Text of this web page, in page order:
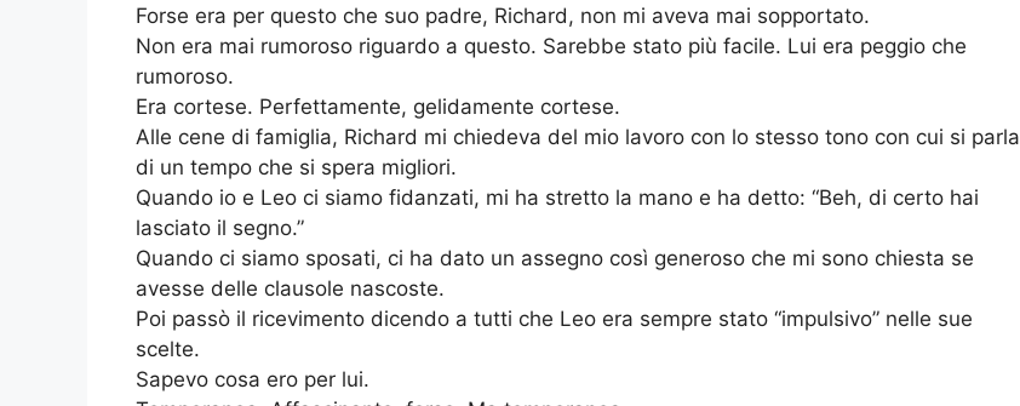
Forse era per questo che suo padre, Richard, non mi aveva mai sopportato.
Non era mai rumoroso riguardo a questo. Sarebbe stato più facile. Lui era peggio che
rumoroso.
Era cortese. Perfettamente, gelidamente cortese.
Alle cene di famiglia, Richard mi chiedeva del mio lavoro con lo stesso tono con cui si parla
di un tempo che si spera migliori.
Quando io e Leo ci siamo fidanzati, mi ha stretto la mano e ha detto: “Beh, di certo hai
lasciato il segno.”
Quando ci siamo sposati, ci ha dato un assegno così generoso che mi sono chiesta se
avesse delle clausole nascoste.
Poi passò il ricevimento dicendo a tutti che Leo era sempre stato “impulsivo” nelle sue
scelte.
Sapevo cosa ero per lui.